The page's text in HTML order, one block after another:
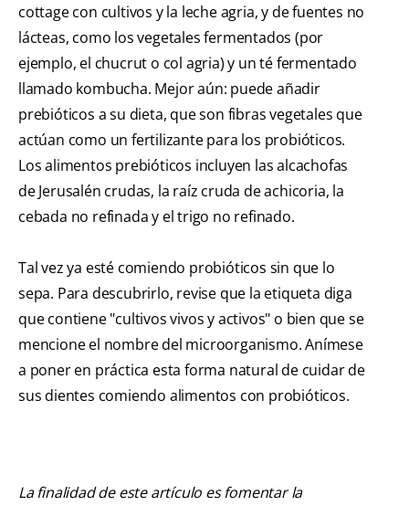
cottage con cultivos y la leche agria, y de fuentes no
lácteas, como los vegetales fermentados (por
ejemplo, el chucrut o col agria) y un té fermentado
llamado kombucha. Mejor aún: puede añadir
prebióticos a su dieta, que son fibras vegetales que
actúan como un fertilizante para los probióticos.
Los alimentos prebióticos incluyen las alcachofas
de Jerusalén crudas, la raíz cruda de achicoria, la
cebada no refinada y el trigo no refinado.
Tal vez ya esté comiendo probióticos sin que lo
sepa. Para descubrirlo, revise que la etiqueta diga
que contiene "cultivos vivos y activos" o bien que se
mencione el nombre del microorganismo. Anímese
a poner en práctica esta forma natural de cuidar de
sus dientes comiendo alimentos con probióticos.
La finalidad de este artículo es fomentar la